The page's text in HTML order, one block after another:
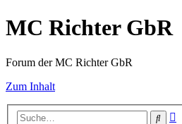
MC Richter GbR
Forum der MC Richter GbR
Zum Inhalt
Suche